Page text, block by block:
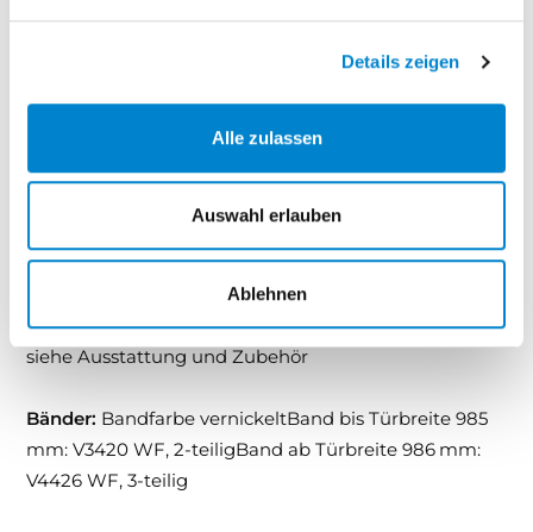
Details zeigen
Alle zulassen
Auswahl erlauben
Ablehnen
feine Details, hochwertige Verarbeitung und ein
modernes Designstatement setzen.
Türblatt:mit runder Türkante, optional mit eckiger
vertieften Fugen
Zarge:mit runder Kante, optional mit eckiger Kante,
siehe Ausstattung und Zubehör
Bänder: Bandfarbe vernickeltBand bis Türbreite 985
mm: V3420 WF, 2-teiligBand ab Türbreite 986 mm:
V4426 WF, 3-teilig